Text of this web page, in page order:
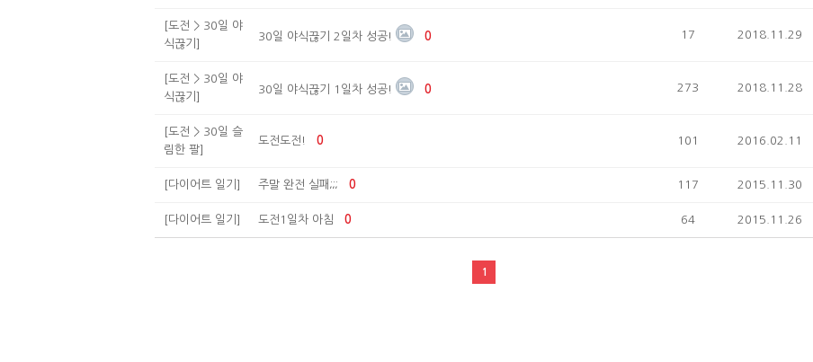
[도전 > 30일 야
식끊기]
30일 야식끊기 2일차 성공! 0 17 2018.11.29
[도전 > 30일 야
식끊기]
30일 야식끊기 1일차 성공! 0 273 2018.11.28
[도전 > 30일 슬
림한 팔]
도전도전! 0 101 2016.02.11
[다이어트 일기] 주말 완전 실패;;; 0 117 2015.11.30
[다이어트 일기] 도전1일차 아침 0 64 2015.11.26
1